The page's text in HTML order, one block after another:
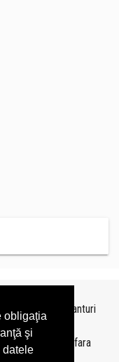
obligaţia
şi
datele
ultimelor bilanturi
TopFirme si fara